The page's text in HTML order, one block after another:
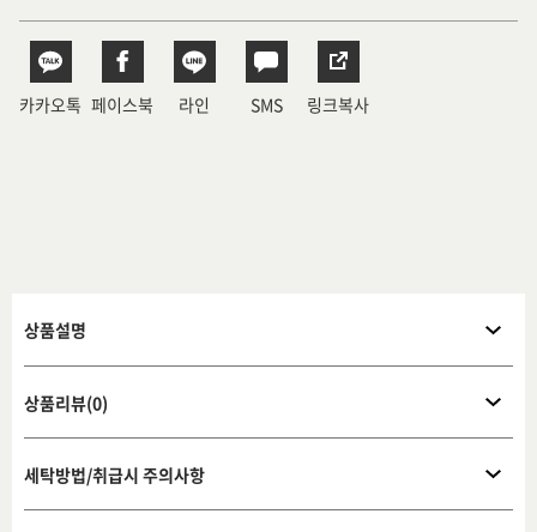
카카오톡 페이스북 라인 SMS 링크복사
상품설명
상품리뷰(0)
세탁방법/취급시 주의사항